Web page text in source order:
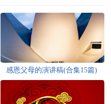
感恩父母的演讲稿(合集15篇)